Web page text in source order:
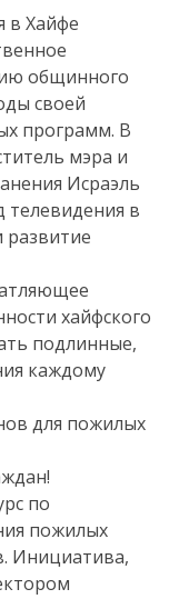
в Хайфе
общинного
своей
программ. В
мэра и
Исраэль
телевидения в
развитие
хайфского
подлинные,
каждому
для пожилых
по
пожилых
Инициатива,